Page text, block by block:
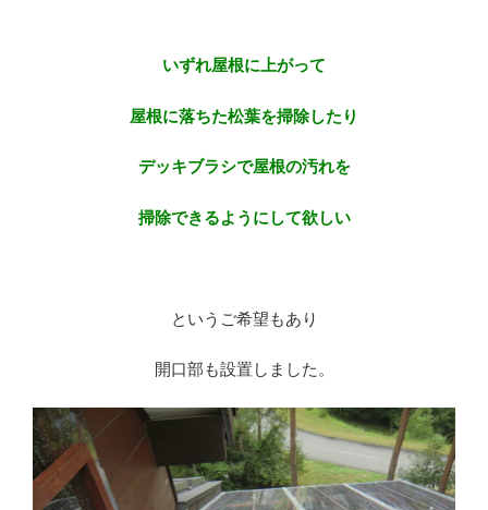
いずれ屋根に上がって
屋根に落ちた松葉を掃除したり
デッキブラシで屋根の汚れを
掃除できるようにして欲しい
というご希望もあり
開口部も設置しました。